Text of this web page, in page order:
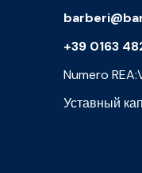
+39 0163
Numero
Уставный